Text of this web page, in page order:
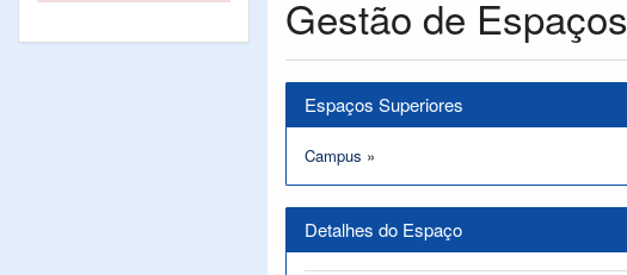
Gestão de Espaços
Espaços Superiores
Campus »
Detalhes do Espaço